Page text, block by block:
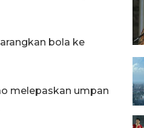
bola ke
melepaskan umpan